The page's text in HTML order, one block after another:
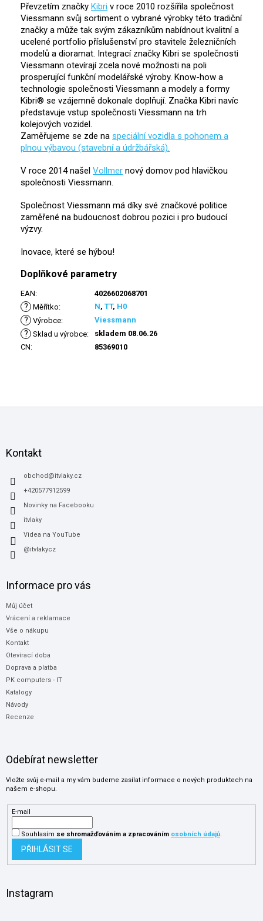
Převzetím značky Kibri v roce 2010 rozšířila společnost
Viessmann svůj sortiment o vybrané výrobky této tradiční
značky a může tak svým zákazníkům nabídnout kvalitní a
ucelené portfolio příslušenství pro stavitele železničních
modelů a dioramat. Integrací značky Kibri se společnosti
Viessmann otevírají zcela nové možnosti na poli
prosperující funkční modelářské výroby. Know-how a
technologie společnosti Viessmann a modely a formy
Kibri® se vzájemně dokonale doplňují. Značka Kibri navíc
představuje vstup společnosti Viessmann na trh
kolejových vozidel.
Zaměřujeme se zde na speciální vozidla s pohonem a
plnou výbavou (stavební a údržbářská).
V roce 2014 našel Vollmer nový domov pod hlavičkou
společnosti Viessmann.
Společnost Viessmann má díky své značkové politice
zaměřené na budoucnost dobrou pozici i pro budoucí
výzvy.
Inovace, které se hýbou!
Doplňkové parametry
EAN: 4026602068701
? Měřítko: N, TT, H0
? Výrobce: Viessmann
? Sklad u výrobce:
skladem 08.06.26
CN: 85369010
Kontakt
obchod@itvlaky.cz
+420577912599
Novinky na Facebooku
itvlaky
Videa na YouTube
@itvlakycz
Informace pro vás
Můj účet
Vrácení a reklamace
Vše o nákupu
Kontakt
Otevírací doba
Doprava a platba
PK computers - IT
Katalogy
Návody
Recenze
Odebírat newsletter
Vložte svůj e-mail a my vám budeme zasílat informace o nových produktech na
našem e-shopu.
E-mail
Souhlasím se shromažďováníma zpracováním osobních údajů.
PŘIHLÁSIT SE
Instagram